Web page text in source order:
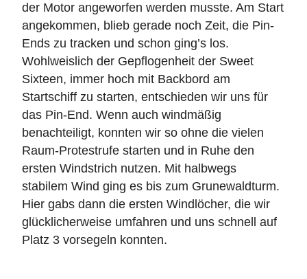
der Motor angeworfen werden musste. Am Start
angekommen, blieb gerade noch Zeit, die Pin-
Ends zu tracken und schon ging’s los.
Wohlweislich der Gepflogenheit der Sweet
Sixteen, immer hoch mit Backbord am
Startschiff zu starten, entschieden wir uns für
das Pin-End. Wenn auch windmäßig
benachteiligt, konnten wir so ohne die vielen
Raum-Protestrufe starten und in Ruhe den
ersten Windstrich nutzen. Mit halbwegs
stabilem Wind ging es bis zum Grunewaldturm.
Hier gabs dann die ersten Windlöcher, die wir
glücklicherweise umfahren und uns schnell auf
Platz 3 vorsegeln konnten.